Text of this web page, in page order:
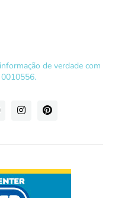
de verdade com